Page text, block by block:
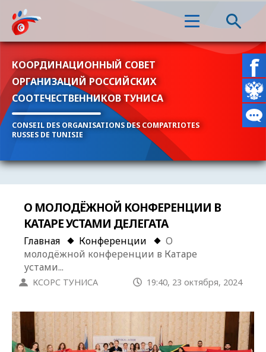
КООРДИНАЦИОННЫЙ СОВЕТ
ОРГАНИЗАЦИЙ РОССИЙСКИХ
СООТЕЧЕСТВЕННИКОВ ТУНИСА
CONSEIL DES ORGANISATIONS DES COMPATRIOTES
RUSSES DE TUNISIE
О МОЛОДЁЖНОЙ КОНФЕРЕНЦИИ В
КАТАРЕ УСТАМИ ДЕЛЕГАТА
Главная Конференции
О
молодёжной конференции в Катаре
устами...
КСОРС ТУНИСА 19:40, 23 октября, 2024